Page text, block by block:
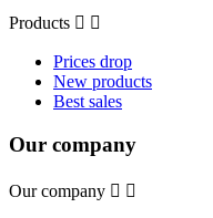
Products  
Prices drop
New products
Best sales
Our company
Our company  